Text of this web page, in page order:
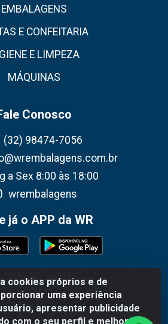
cookies próprios e de
uma experiência
apresentar publicidade
com o seu perfil e melhorar a
EMBALAGENS
E CONFEITARIA
E LIMPEZA
MÁQUINAS
Conosco
(32) 98474-7056
a Sex 8:00 às 18:00
wrembalagens
já o APP da WR
Cel. Teodoro Gomes de Araújo, 1360 -
/ MG - CEP 36202-628 - CNPJ
02.692.206/0001-55